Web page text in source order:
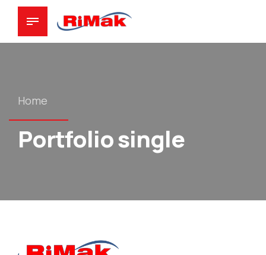
Home
Portfolio single